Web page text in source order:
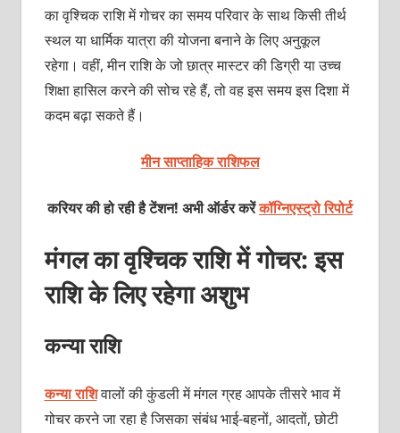
का वृश्चिक राशि में गोचर का समय परिवार के साथ किसी तीर्थ
स्थल या धार्मिक यात्रा की योजना बनाने के लिए अनुकूल
रहेगा। वहीं, मीन राशि के जो छात्र मास्टर की डिग्री या उच्च
शिक्षा हासिल करने की सोच रहे हैं, तो वह इस समय इस दिशा में
कदम बढ़ा सकते हैं।
मीन साप्ताहिक राशिफल
करियर की हो रही है टेंशन! अभी ऑर्डर करेंकॉग्निएस्ट्रो रिपोर्ट
मंगल का वृश्चिक राशि में गोचर: इस
राशि के लिए रहेगा अशुभ
कन्या राशि
कन्या राशिवालों की कुंडली मेंमंगल ग्रह आपके तीसरे भाव में
गोचर करने जा रहा है जिसका संबंध भाई-बहनों, आदतों, छोटी